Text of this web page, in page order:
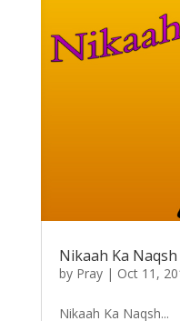
Nikaah Ka Naqsh
by Pray| Oct 11,
Nikaah Ka Naqsh...